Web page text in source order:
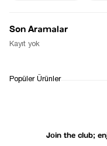
Notify Me When
RETURN AND EXCHANGE
Join the club;
Son Aramalar
Kayıt yok
Popüler Ürünler